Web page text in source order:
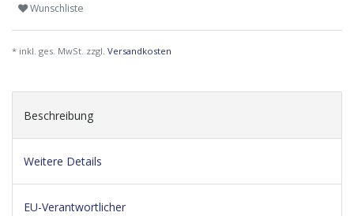
Wunschliste
* inkl. ges. MwSt. zzgl. Versandkosten
Beschreibung
Weitere Details
EU-Verantwortlicher